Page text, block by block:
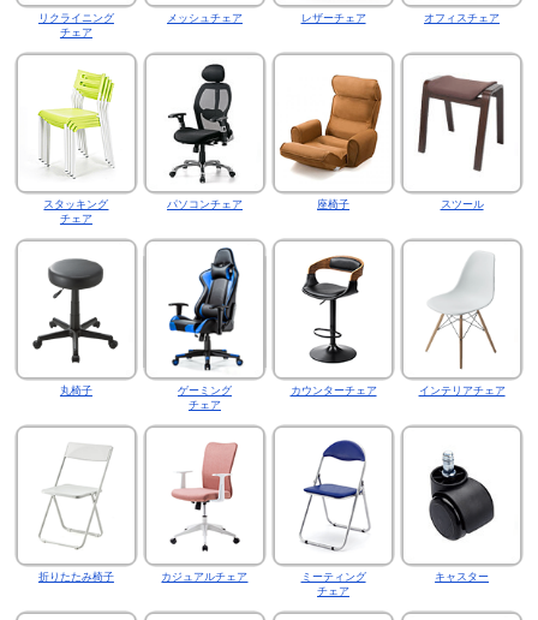
リクライニング
チェア
メッシュチェア レザーチェア オフィスチェア
スタッキング
チェア
パソコンチェア 座椅子 スツール
丸椅子
ゲーミング
チェア
カウンターチェア インテリアチェア
折りたたみ椅子 カジュアルチェア
ミーティング
チェア
キャスター